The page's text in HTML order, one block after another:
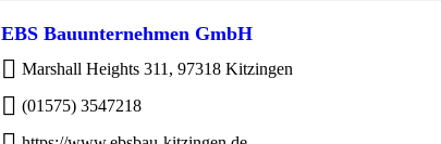
EBS Bauunternehmen GmbH
Marshall Heights 311, 97318 Kitzingen
(01575) 3547218